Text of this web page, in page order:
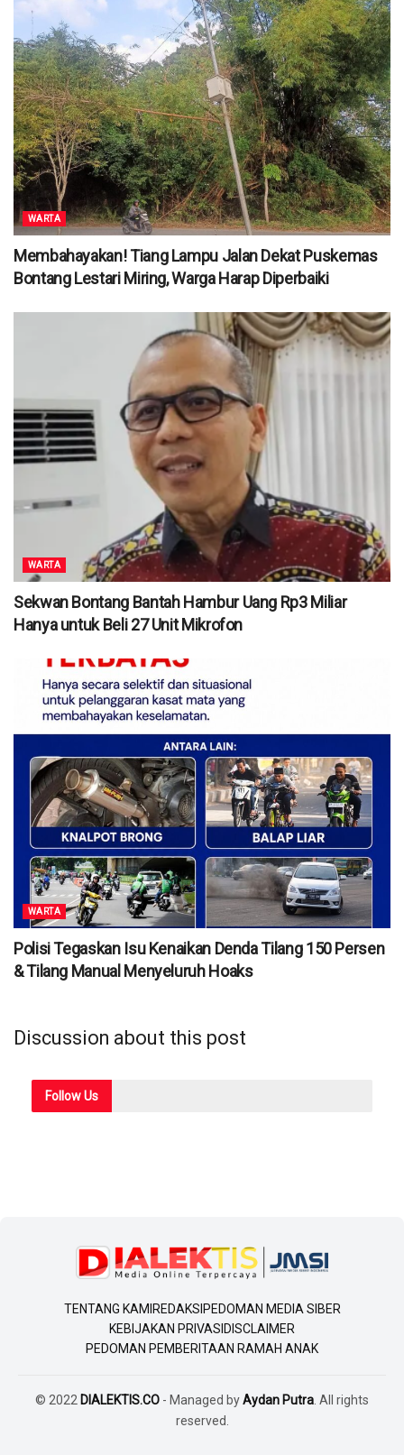
WARTA
Membahayakan! Tiang Lampu Jalan Dekat Puskemas
Bontang Lestari Miring, Warga Harap Diperbaiki
WARTA
Sekwan Bontang Bantah Hambur Uang Rp3 Miliar
Hanya untuk Beli 27 Unit Mikrofon
WARTA
Polisi Tegaskan Isu Kenaikan Denda Tilang 150 Persen
& Tilang Manual Menyeluruh Hoaks
Discussion about this post
FollowUs
TENTANG KAMI REDAKSI PEDOMAN MEDIA SIBER
KEBIJAKAN PRIVASI DISCLAIMER
PEDOMAN PEMBERITAAN RAMAH ANAK
© 2022 DIALEKTIS.CO - Managed byAydan Putra. All rights
reserved.